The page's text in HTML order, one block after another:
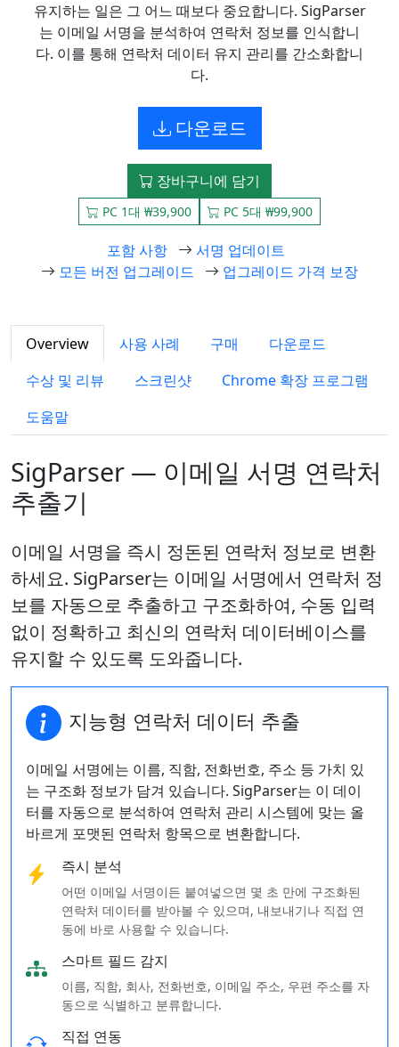
유지하는 일은 그 어느 때보다 중요합니다. SigParser
는 이메일 서명을 분석하여 연락처 정보를 인식합니
다. 이를 통해 연락처 데이터 유지 관리를 간소화합니
다.
다운로드
장바구니에 담기
PC 1대 ₩39,900 PC 5대 ₩99,900
포함 사항
서명 업데이트
모든 버전 업그레이드
업그레이드 가격 보장
Overview 사용 사례 구매
다운로드
수상 및 리뷰
스크린샷
Chrome 확장 프로그램
도움말
SigParser — 이메일 서명 연락처
추출기
이메일 서명을 즉시 정돈된 연락처 정보로 변환
하세요. SigParser는 이메일 서명에서 연락처 정
보를 자동으로 추출하고 구조화하여, 수동 입력
없이 정확하고 최신의 연락처 데이터베이스를
유지할 수 있도록 도와줍니다.
지능형 연락처 데이터 추출
이메일 서명에는 이름, 직함, 전화번호, 주소 등 가치 있
는 구조화 정보가 담겨 있습니다. SigParser는 이 데이
터를 자동으로 분석하여 연락처 관리 시스템에 맞는 올
바르게 포맷된 연락처 항목으로 변환합니다.
즉시 분석
어떤 이메일 서명이든 붙여넣으면 몇 초 만에 구조화된
연락처 데이터를 받아볼 수 있으며, 내보내기나 직접 연
동에 바로 사용할 수 있습니다.
스마트 필드 감지
이름, 직함, 회사, 전화번호, 이메일 주소, 우편 주소를 자
동으로 식별하고 분류합니다.
직접 연동